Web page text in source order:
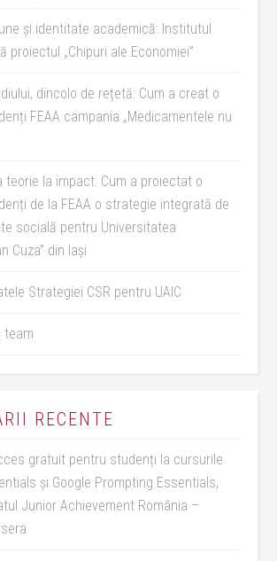
și identitate academică: Institutul
proiectul „Chipuri ale Economiei”
dincolo de rețetă: Cum a creat o
FEAA campania „Medicamentele nu
teorie la impact: Cum a proiectat o
de la FEAA o strategie integrată de
socială pentru Universitatea
Cuza” din Iași
Strategiei CSR pentru UAIC
team
RECENTE
gratuit pentru studenți la cursurile
și Google Prompting Essentials,
Junior Achievement România –